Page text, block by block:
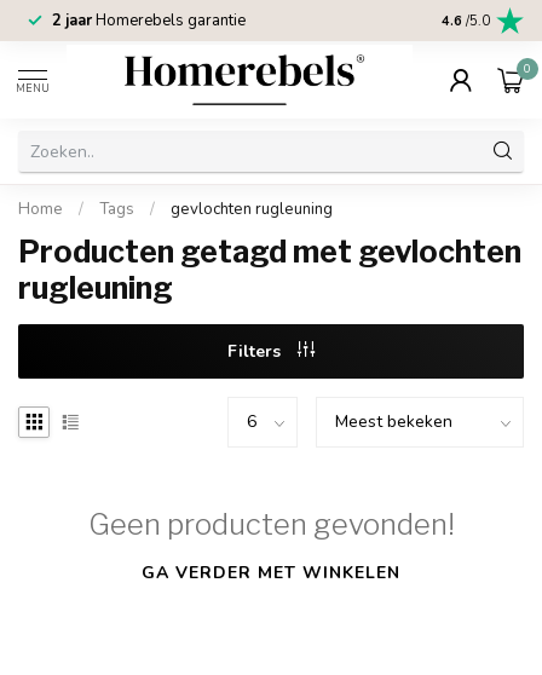
2 jaarHomerebels garantie 4.6 /5.0
MENU
0
Home / Tags / gevlochten rugleuning
Producten getagd met gevlochten
rugleuning
Filters
Geen producten gevonden!
GA VERDER MET WINKELEN